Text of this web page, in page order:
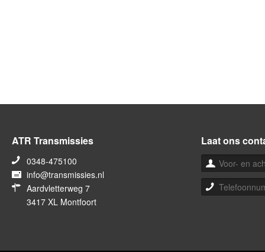
ATR Transmissies
0348-475100
info@transmissies.nl
Aardvletterweg 7
3417 XL Montfoort
Laat ons